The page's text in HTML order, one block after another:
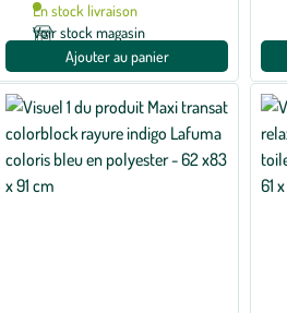
En stock livraison
Voir stock magasin
Ajouter au panier